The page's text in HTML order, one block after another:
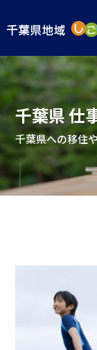
千葉県 仕
千葉県への移住